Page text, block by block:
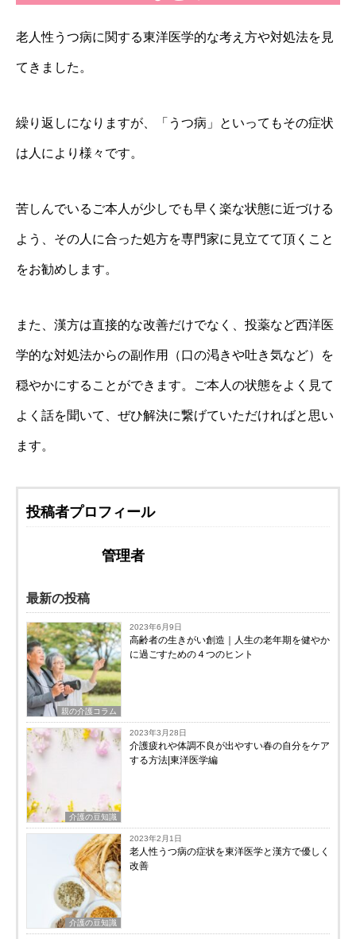
老人性うつ病に関する東洋医学的な考え方や対処法を見
てきました。
繰り返しになりますが、「うつ病」といってもその症状
は人により様々です。
苦しんでいるご本人が少しでも早く楽な状態に近づける
よう、その人に合った処方を専門家に見立てて頂くこと
をお勧めします。
また、漢方は直接的な改善だけでなく、投薬など西洋医
学的な対処法からの副作用（口の渇きや吐き気など）を
穏やかにすることができます。ご本人の状態をよく見て
よく話を聞いて、ぜひ解決に繋げていただければと思い
ます。
投稿者プロフィール
管理者
最新の投稿
親の介護コラム
2023年6月9日
高齢者の生きがい創造｜人生の老年期を健やか
に過ごすための４つのヒント
介護の豆知識
2023年3月28日
介護疲れや体調不良が出やすい春の自分をケア
する方法|東洋医学編
介護の豆知識
2023年2月1日
老人性うつ病の症状を東洋医学と漢方で優しく
改善